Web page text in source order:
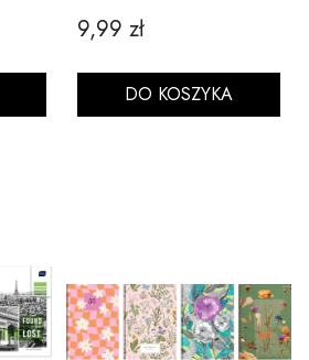
Cena
9,99 zł
DO KOSZYKA